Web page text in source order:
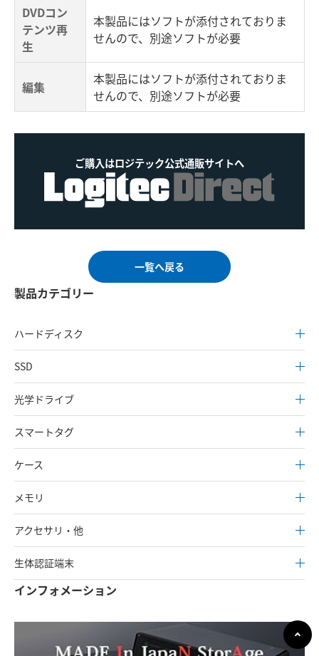
DVDコン
テンツ再
生
本製品にはソフトが添付されておりま
せんので、別途ソフトが必要
編集
本製品にはソフトが添付されておりま
せんので、別途ソフトが必要
ご購入はロジテック公式通販サイトへ
一覧へ戻る
製品カテゴリー
ハードディスク
SSD
光学ドライブ
スマートタグ
ケース
メモリ
アクセサリ・他
生体認証端末
インフォメーション